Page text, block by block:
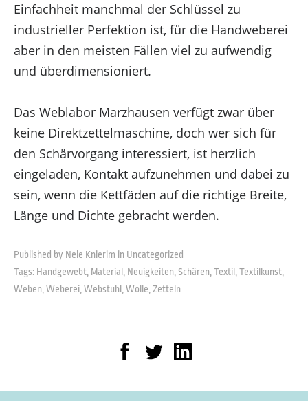
Einfachheit manchmal der Schlüssel zu
industrieller Perfektion ist, für die Handweberei
aber in den meisten Fällen viel zu aufwendig
und überdimensioniert.
Das Weblabor Marzhausen verfügt zwar über
keine Direktzettelmaschine, doch wer sich für
den Schärvorgang interessiert, ist herzlich
eingeladen, Kontakt aufzunehmen und dabei zu
sein, wenn die Kettfäden auf die richtige Breite,
Länge und Dichte gebracht werden.
Published by Nele Knierim in Uncategorized
Tags: Handgewebt, Material Neuigkeiten Schären Textil Textilkunst,
Weben Weberei, Webstuhl Wolle Zetteln